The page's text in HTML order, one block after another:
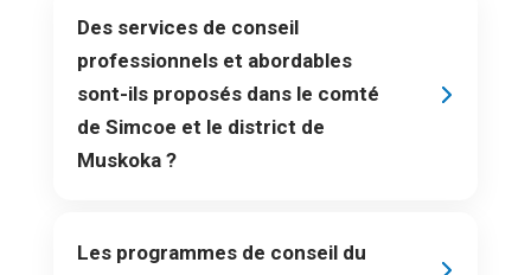
Des services de conseil
professionnels et abordables
sont-ils proposés dans le comté
de Simcoe et le district de
Muskoka ?
Les programmes de conseil du